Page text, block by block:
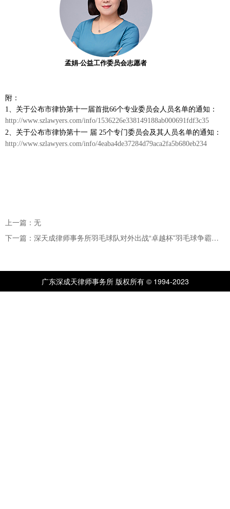
孟娟-公益工作委员会志愿者
附：
1、 关于公布市律协第十一届首批66个专业委员会人员名单的通知：
http://www.szlawyers.com/info/1536226e338149188ab000691fdf3c35
2、 关于公布市律协第十一 届 25个专门委员会及其人员名单的通知：
http://www.szlawyers.com/info/4eaba4de37284d79aca2fa5b680eb234
上一篇：无
下一篇：深天成律师事务所羽毛球队对外出战“卓越杯”羽毛球争霸赛！
广东深成天律师事务所 版权所有 © 1994-2023